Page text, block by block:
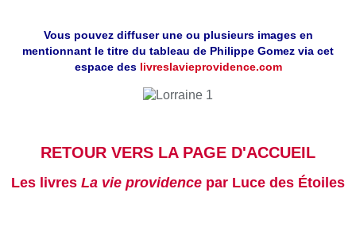
Vous pouvez diffuser une ou plusieurs images en
mentionnant le titre du tableau de Philippe Gomez via cet
espace des livreslavieprovidence.com
RETOUR VERS LA PAGE D'ACCUEIL
Les livres La vie providence par Luce des Étoiles